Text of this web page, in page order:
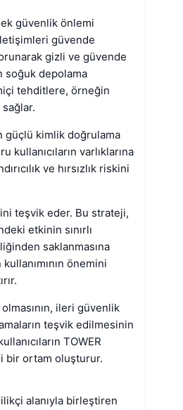
ek güvenlik önlemi
güvende
gizli ve güvende
soğuk depolama
tehditlere, örneğin
güçlü kimlik doğrulama
varlıklarına
ve hırsızlık riskini
teşvik eder. Bu strateji,
etkinin sınırlı
saklanmasına
önemini
ileri güvenlik
teşvik edilmesinin
TOWER
bir ortam oluşturur.
alanıyla birleştiren